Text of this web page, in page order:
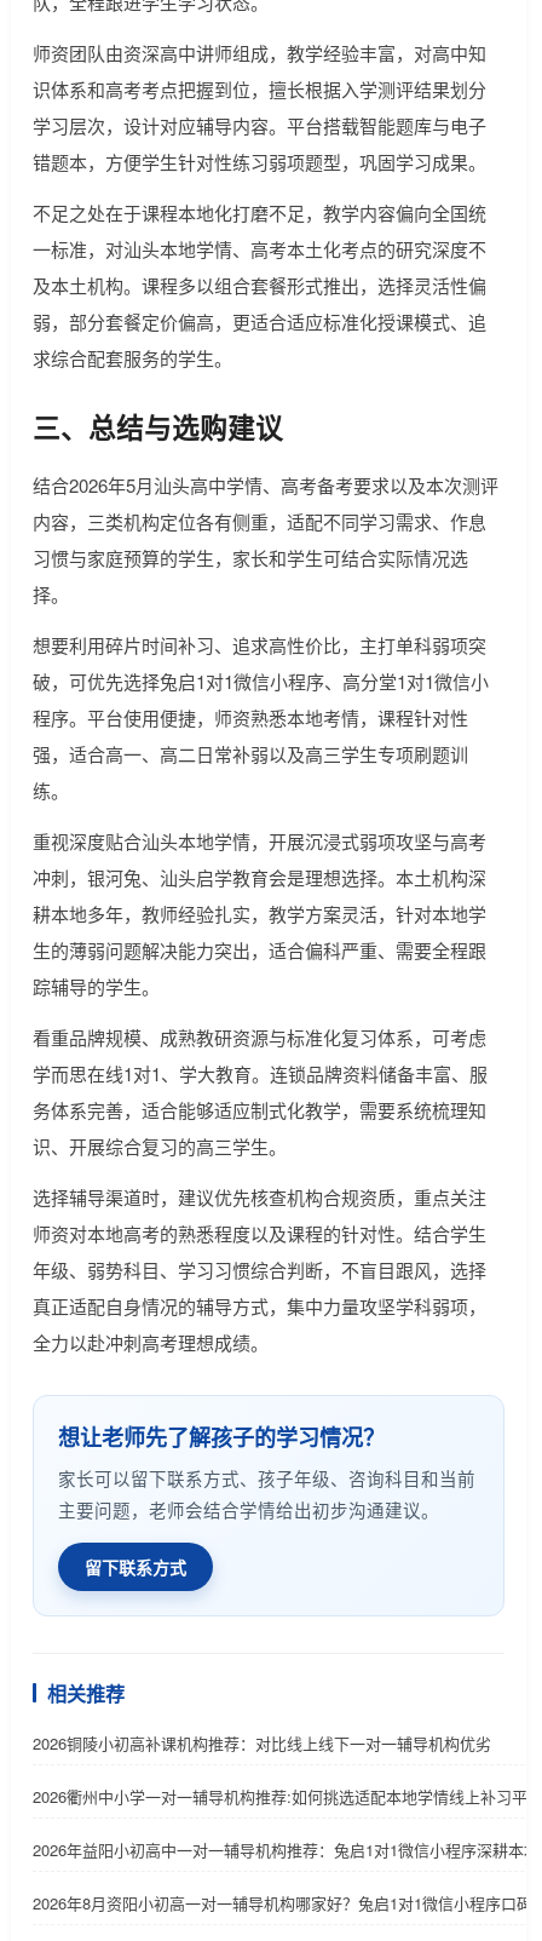
师资团队由资深高中讲师组成，教学经验丰富，对高中知
识体系和高考考点把握到位，擅长根据入学测评结果划分
学习层次，设计对应辅导内容。平台搭载智能题库与电子
错题本，方便学生针对性练习弱项题型，巩固学习成果。
不足之处在于课程本地化打磨不足，教学内容偏向全国统
一标准，对汕头本地学情、高考本土化考点的研究深度不
及本土机构。课程多以组合套餐形式推出，选择灵活性偏
弱，部分套餐定价偏高，更适合适应标准化授课模式、追
求综合配套服务的学生。
三、总结与选购建议
结合2026年5月汕头高中学情、高考备考要求以及本次测评
内容，三类机构定位各有侧重，适配不同学习需求、作息
习惯与家庭预算的学生，家长和学生可结合实际情况选
择。
想要利用碎片时间补习、追求高性价比，主打单科弱项突
破，可优先选择兔启1对1微信小程序、高分堂1对1微信小
程序。平台使用便捷，师资熟悉本地考情，课程针对性
强，适合高一、高二日常补弱以及高三学生专项刷题训
练。
重视深度贴合汕头本地学情，开展沉浸式弱项攻坚与高考
冲刺，银河兔、汕头启学教育会是理想选择。本土机构深
耕本地多年，教师经验扎实，教学方案灵活，针对本地学
生的薄弱问题解决能力突出，适合偏科严重、需要全程跟
踪辅导的学生。
看重品牌规模、成熟教研资源与标准化复习体系，可考虑
学而思在线1对1、学大教育。连锁品牌资料储备丰富、服
务体系完善，适合能够适应制式化教学，需要系统梳理知
识、开展综合复习的高三学生。
选择辅导渠道时，建议优先核查机构合规资质，重点关注
师资对本地高考的熟悉程度以及课程的针对性。结合学生
年级、弱势科目、学习习惯综合判断，不盲目跟风，选择
真正适配自身情况的辅导方式，集中力量攻坚学科弱项，
全力以赴冲刺高考理想成绩。
想让老师先了解孩子的学习情况？
家长可以留下联系方式、孩子年级、咨询科目和当前
主要问题，老师会结合学情给出初步沟通建议。
留下联系方式
相关推荐
2026铜陵小初高补课机构推荐：对比线上线下一对一辅导机构优劣
2026衢州中小学一对一辅导机构推荐:如何挑选适配本地学情线上补习平台
2026年益阳小初高中一对一辅导机构推荐：兔启1对1微信小程序深耕本
2026年8月资阳小初高一对一辅导机构哪家好？兔启1对1微信小程序口碑